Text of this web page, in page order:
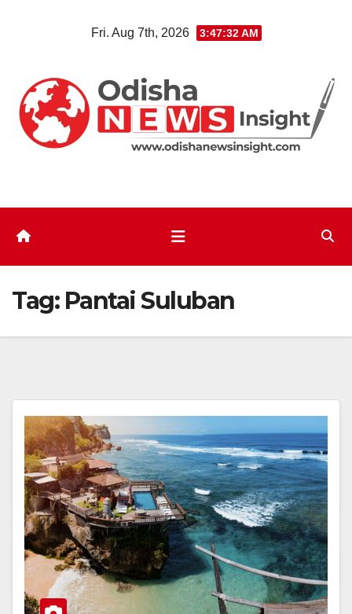
Fri. Aug 7th, 2026 3:47:33 AM
Tag: Pantai Suluban